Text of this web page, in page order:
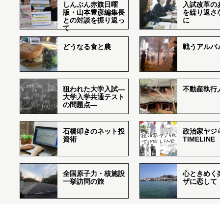
しんぶん赤旗日曜
版・山本豊彦編集長
との対談を振り返っ
て
入試改革の
を繰り返さ
に
どうなる食と農 戦うアルバ
狙われた大学入試―
大学入学共通テスト
の問題点―
不動産執行
石橋叩きのネット投
資術
政治家ヤジ
TIMELINE
全国原子力・核施設
一挙訪問の旅
心ときめく
ザに恋して